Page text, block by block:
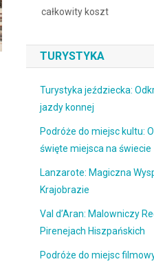
całkowity koszt
TURYSTYKA
Turystyka jeździecka:
jazdy konnej
Podróże do miejsc kultu:
święte miejsca na świecie
Lanzarote: Magiczna
Krajobrazie
Val d’Aran: Malowniczy
Pirenejach Hiszpańskich
Podróże do miejsc